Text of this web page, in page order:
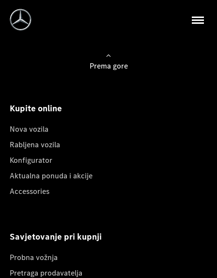
Prema gore
Kupite online
Nova vozila
Rabljena vozila
Konfigurator
Aktualna ponuda i akcije
Accessories
Savjetovanje pri kupnji
Probna vožnja
Pretraga prodavatelja